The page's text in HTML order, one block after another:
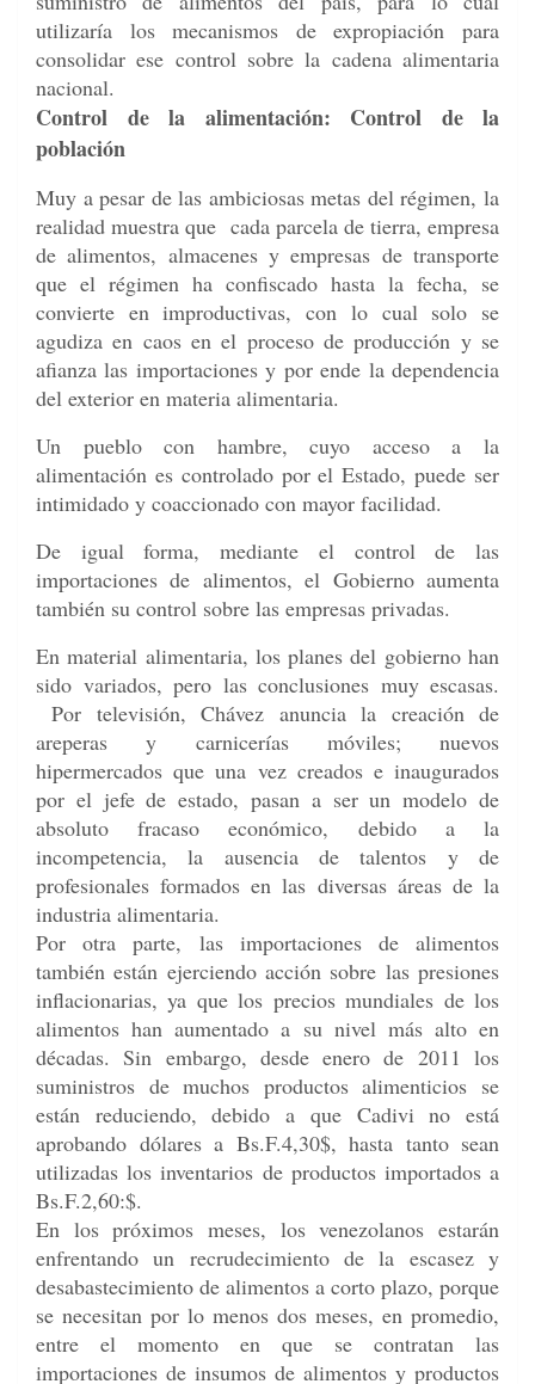
utilizaría los mecanismos de expropiación para
consolidar ese control sobre la cadena alimentaria
nacional.
Control de la alimentación: Control de la
población
Muy a pesar de las ambiciosas metas del régimen, la
realidad muestra que cada parcela de tierra, empresa
de alimentos, almacenes y empresas de transporte
que el régimen ha confiscado hasta la fecha, se
convierte en improductivas, con lo cual solo se
agudiza en caos en el proceso de producción y se
afianza las importaciones y por ende la dependencia
del exterior en materia alimentaria.
Un pueblo con hambre, cuyo acceso a la
alimentación es controlado por el Estado, puede ser
intimidado y coaccionado con mayor facilidad.
De igual forma, mediante el control de las
importaciones de alimentos, el Gobierno aumenta
también su control sobre las empresas privadas.
En material alimentaria, los planes del gobierno han
sido variados, pero las conclusiones muy escasas.
Por televisión, Chávez anuncia la creación de
areperas y carnicerías móviles; nuevos
hipermercados que una vez creados e inaugurados
por el jefe de estado, pasan a ser un modelo de
absoluto fracaso económico, debido a la
incompetencia, la ausencia de talentos y de
profesionales formados en las diversas áreas de la
industria alimentaria.
Por otra parte, las importaciones de alimentos
también están ejerciendo acción sobre las presiones
inflacionarias, ya que los precios mundiales de los
alimentos han aumentado a su nivel más alto en
décadas. Sin embargo, desde enero de 2011 los
suministros de muchos productos alimenticios se
están reduciendo, debido a que Cadivi no está
aprobando dólares a Bs.F.4,30$, hasta tanto sean
utilizadas los inventarios de productos importados a
Bs.F.2,60:$.
En los próximos meses, los venezolanos estarán
enfrentando un recrudecimiento de la escasez y
desabastecimiento de alimentos a corto plazo, porque
se necesitan por lo menos dos meses, en promedio,
entre el momento en que se contratan las
importaciones de insumos de alimentos y productos